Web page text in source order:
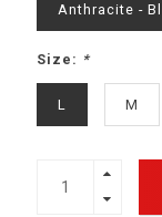
Anthracite -
Size: *
L M